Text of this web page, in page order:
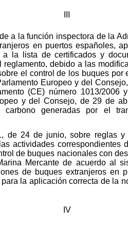
a la función inspectora de la
en puertos españoles,
la lista de certificados y
debido a las
el control de los buques
Europeo y del
(CE) número 1013/2006
y del Consejo, de 29 de
generadas por el
de 24 de junio, sobre reglas
actividades
de buques nacionales con
Mercante de acuerdo al
de buques extranjeros en
la aplicación correcta de la
IV